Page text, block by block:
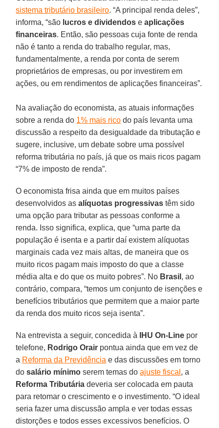
sistema tributário brasileiro. “A principal renda deles”,
informa, “são lucros e dividendos eaplicações
financeiras. Então, são pessoas cuja fonte de renda
não é tanto a renda do trabalho regular, mas,
fundamentalmente, a renda por conta de serem
proprietários de empresas, ou por investirem em
ações, ou em rendimentos de aplicações financeiras”.
Na avaliação do economista, as atuais informações
sobre a renda do 1% mais rico do país levanta uma
discussão a respeito da desigualdade da tributação e
sugere, inclusive, um debate sobre uma possível
reforma tributária no país, já que os mais ricos pagam
“7% de imposto de renda”.
O economista frisa ainda que em muitos países
desenvolvidos asalíquotas progressivas têm sido
uma opção para tributar as pessoas conforme a
renda. Isso significa, explica, que “uma parte da
população é isenta e a partir daí existem alíquotas
marginais cada vez mais altas, de maneira que os
muito ricos pagam mais imposto do que a classe
média alta e do que os muito pobres”. No Brasil , ao
contrário, compara, “temos um conjunto de isenções e
benefícios tributários que permitem que a maior parte
da renda dos muito ricos seja isenta”.
Na entrevista a seguir, concedida à IHU On-Line por
telefone, Rodrigo Orair pontua ainda que em vez de
a Reforma da Previdência e das discussões em torno
dosalário mínimo serem temas doajuste fiscal , a
Reforma Tributária deveria ser colocada em pauta
para retomar o crescimento e o investimento. “O ideal
seria fazer uma discussão ampla e ver todas essas
distorções e todos esses excessivos benefícios. O